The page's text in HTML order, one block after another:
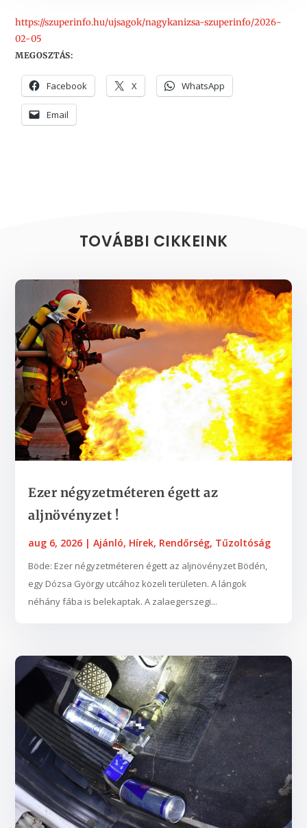
https://szuperinfo.hu/ujsagok/nagykanizsa-szuperinfo/2026-
02-05
MEGOSZTÁS:
Facebook X WhatsApp
Email
TOVÁBBI CIKKEINK
Ezer négyzetméteren égett az
aljnövényzet !
aug 6, 2026 |Ajánló, Hírek, Rendőrség, Tűzoltóság
Böde: Ezer négyzetméteren égett az aljnövényzet Bödén,
egy Dózsa György utcához közeli területen. A lángok
néhány fába is belekaptak. A zalaegerszegi...